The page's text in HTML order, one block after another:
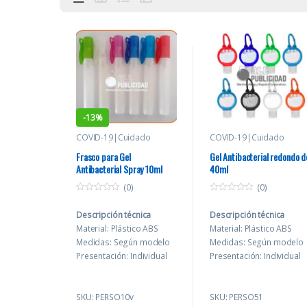
-13%
COVID-19|Cuidado
Personal
Frasco para Gel
Antibacterial Spray 10ml
u
o
f
5
(0)
Descripción técnica
Material: Plástico ABS
Medidas: Según modelo
Presentación: Individual
Serigrafía / Tampografía
SKU: PERSO10v
COVID-19|Cuidado
Personal
Gel Antibacterial redondo
40ml
u
o
f
5
(0)
Descripción técnica
Material: Plástico ABS
Medidas: Según modelo
Presentación: Individual
Serigrafía / Tampografía
SKU: PERSO51